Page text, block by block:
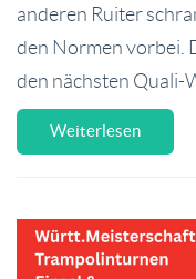
anderen Ruiter
den Normen vorbei.
den nächsten Quali-
Weiterlesen